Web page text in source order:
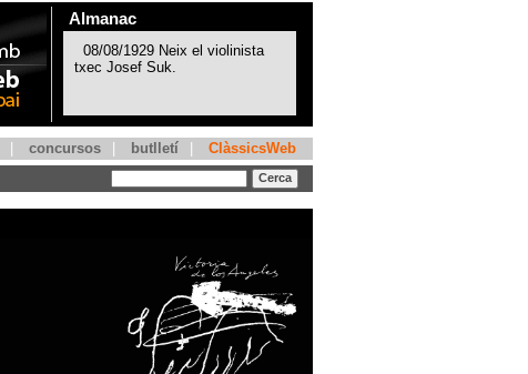
Almanac
concursos butlletí
ClàssicsWeb